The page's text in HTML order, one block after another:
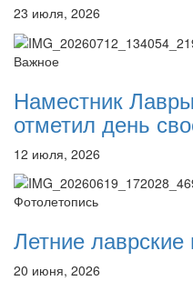
23 июля, 2026
Важное
Наместник
отметил день
12 июля, 2026
Фотолетопись
Летние лаврские
20 июня, 2026